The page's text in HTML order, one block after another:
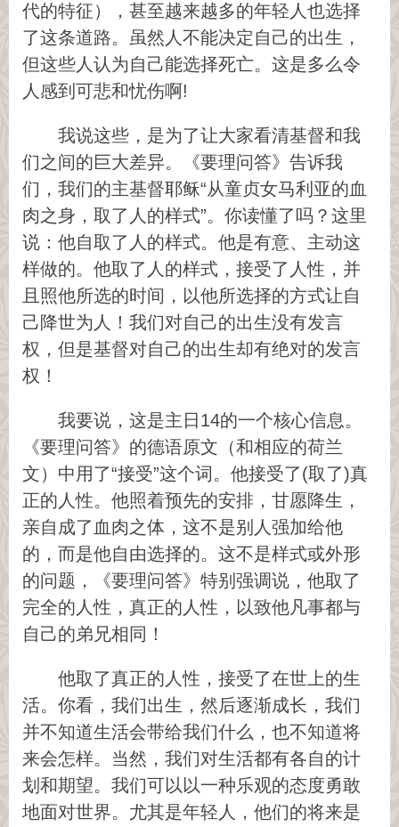
代的特征），甚至越来越多的年轻人也选择
了这条道路。虽然人不能决定自己的出生，
但这些人认为自己能选择死亡。这是多么令
人感到可悲和忧伤啊!
我说这些，是为了让大家看清基督和我
们之间的巨大差异。《要理问答》告诉我
们，我们的主基督耶稣“从童贞女马利亚的血
肉之身，取了人的样式”。你读懂了吗？这里
说：他自取了人的样式。他是有意、主动这
样做的。他取了人的样式，接受了人性，并
且照他所选的时间，以他所选择的方式让自
己降世为人！我们对自己的出生没有发言
权，但是基督对自己的出生却有绝对的发言
权！
我要说，这是主日14的一个核心信息。
《要理问答》的德语原文（和相应的荷兰
文）中用了“接受”这个词。他接受了(取了)真
正的人性。他照着预先的安排，甘愿降生，
亲自成了血肉之体，这不是别人强加给他
的，而是他自由选择的。这不是样式或外形
的问题，《要理问答》特别强调说，他取了
完全的人性，真正的人性，以致他凡事都与
自己的弟兄相同！
他取了真正的人性，接受了在世上的生
活。你看，我们出生，然后逐渐成长，我们
并不知道生活会带给我们什么，也不知道将
来会怎样。当然，我们对生活都有各自的计
划和期望。我们可以以一种乐观的态度勇敢
地面对世界。尤其是年轻人，他们的将来是